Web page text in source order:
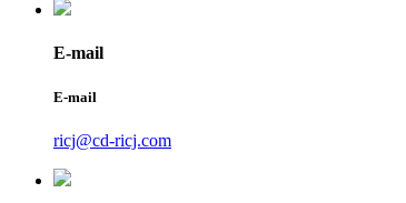
E-mail
E-mail
ricj@cd-ricj.com